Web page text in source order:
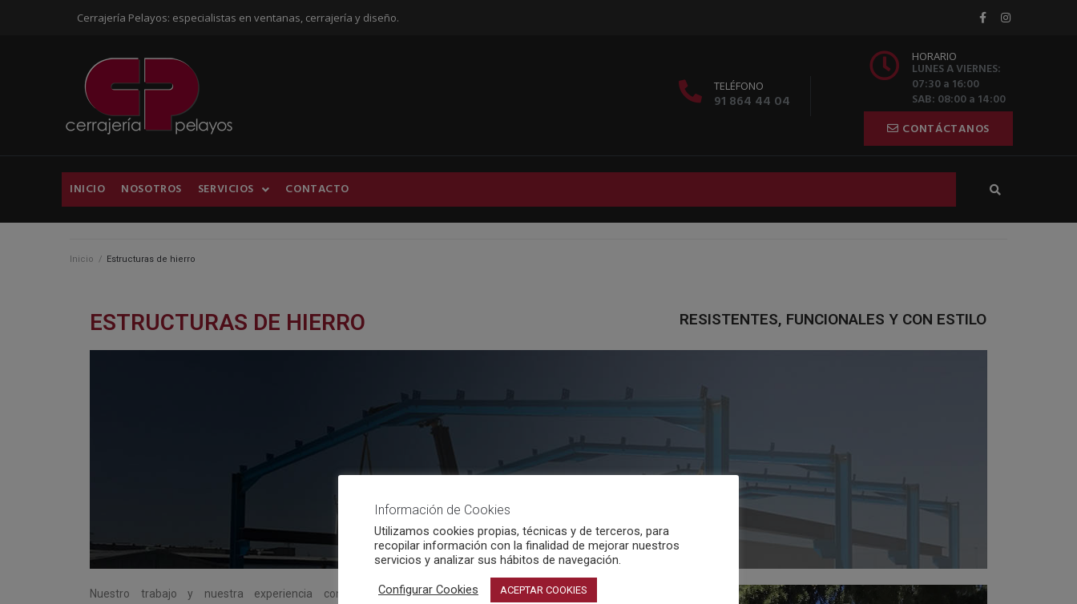
Cerrajería Pelayos: especialistas en ventanas, cerrajería y diseño.
TELÉFONO
91 864 44 04
HORARIO
LUNES A VIERNES:
07:30 a 16:00
SAB: 08:00 a 14:00
CONTÁCTANOS
INICIO NOSOTROS SERVICIOS CONTACTO
Inicio / Estructuras de hierro
ESTRUCTURAS DE HIERRO RESISTENTES, FUNCIONALES Y CON ESTILO
Nuestro trabajo y nuestra experiencia con grandes
Información de Cookies
Utilizamos cookies propias, técnicas y de terceros, para
recopilar información con la finalidad de mejorar nuestros
servicios y analizar sus hábitos de navegación.
Configurar Cookies ACEPTAR COOKIES